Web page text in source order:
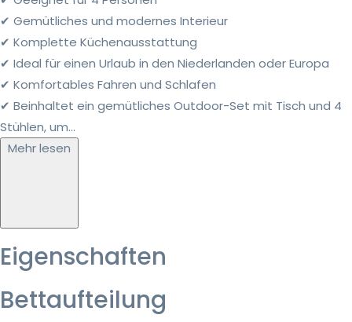
✔ Gemütliches und modernes Interieur
✔ Komplette Küchenausstattung
✔ Ideal für einen Urlaub in den Niederlanden oder Europa
✔ Komfortables Fahren und Schlafen
✔ Beinhaltet ein gemütliches Outdoor-Set mit Tisch und 4
Stühlen, um...
Mehr lesen
Eigenschaften
Bettaufteilung